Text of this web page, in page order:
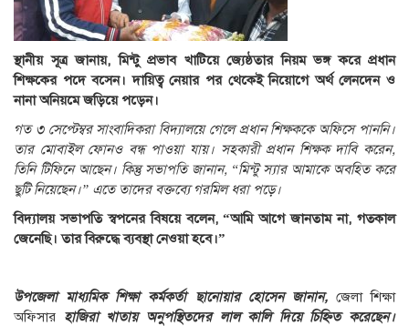
স্থানীয় সূত্র জানায়, মিন্টু প্রভাব খাটিয়ে জ্যেষ্ঠতার নিয়ম ভঙ্গ করে প্রধান
শিক্ষকের পদে বসেন। দায়িত্ব নেয়ার পর থেকেই নিয়োগে অর্থ লেনদেন ও
নানা অনিয়মে জড়িয়ে পড়েন।
গত ৩ সেপ্টেম্বর সাংবাদিকরা বিদ্যালয়ে গেলে প্রধান শিক্ষককে অফিসে পাননি।
তার মোবাইল ফোনও বন্ধ পাওয়া যায়। সহকারী প্রধান শিক্ষক দাবি করেন,
তিনি টিফিনে আছেন। কিন্তু সভাপতি জানান, “মিন্টু স্যার আমাকে অবহিত করে
ছুটি নিয়েছেন।” এতে তাদের বক্তব্যে গরমিল ধরা পড়ে।
বিদ্যালয় সভাপতি স্বপনের বিষয়ে বলেন, “আমি আগে জানতাম না, গতকাল
জেনেছি। তার বিরুদ্ধে ব্যবস্থা নেওয়া হবে।”
উপজেলা মাধ্যমিক শিক্ষা কর্মকর্তা ছানোয়ার হোসেন জানান,জেলা শিক্ষা
অফিসার হাজিরা খাতায় অনুপস্থিতদের লাল কালি দিয়ে চিহ্নিত করেছেন।